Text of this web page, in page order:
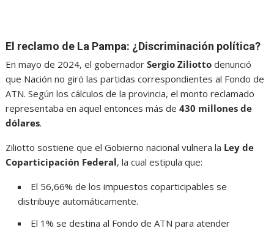
El reclamo de La Pampa: ¿Discriminación política?
En mayo de 2024, el gobernadorSergio Ziliotto denunció
que Nación no giró las partidas correspondientes al Fondo de
ATN. Según los cálculos de la provincia, el monto reclamado
representaba en aquel entonces más de430 millones de
dólares.
Ziliotto sostiene que el Gobierno nacional vulnera la Ley de
Coparticipación Federal, la cual estipula que:
El 56,66% de los impuestos coparticipables se
distribuye automáticamente.
El 1% se destina al Fondo de ATN para atender